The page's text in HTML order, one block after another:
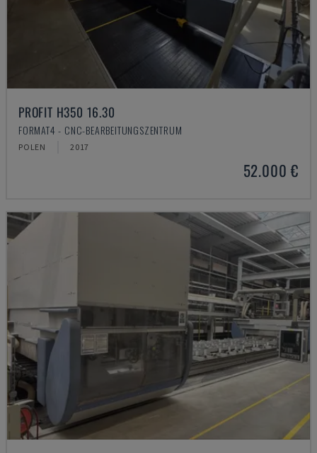
PROFIT H350 16.30
FORMAT4 - CNC-BEARBEITUNGSZENTRUM
POLEN 2017
52.000 €